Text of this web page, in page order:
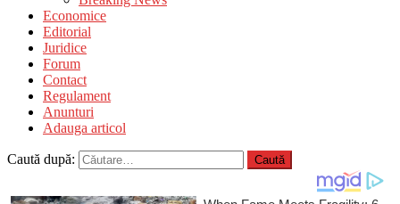
Economice
Editorial
Juridice
Forum
Contact
Regulament
Anunturi
Adauga articol
Caută după: